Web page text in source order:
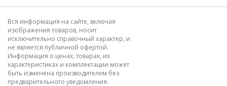
Вся информация на сайте, включая
изображения товаров, носит
исключительно справочный характер, и
не является публичной офертой.
Информация о ценах, товарах, их
характеристиках и комплектации может
быть изменена производителем без
предварительного уведомления.